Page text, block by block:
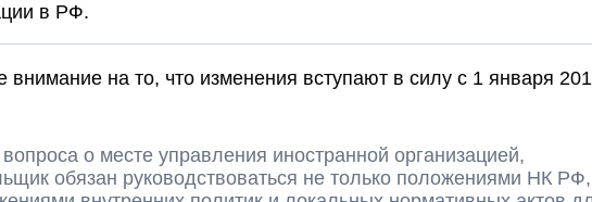
в РФ.
на то, что изменения вступают в силу с 1 января
о месте управления иностранной организацией,
обязан руководствоваться не только положениями НК